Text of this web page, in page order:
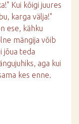
Kui kõigi juures
karga välja!"
ese, kähku
mängija võib
jõua teda
aga kui
kes enne.